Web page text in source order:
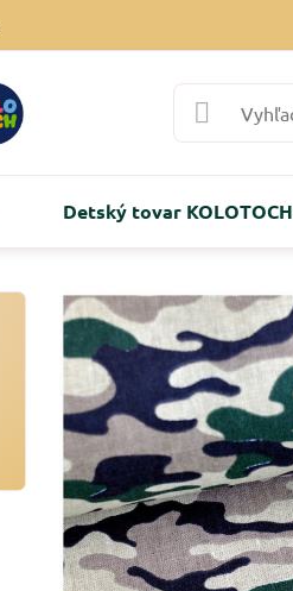
Detský tovar KOLOTOCH